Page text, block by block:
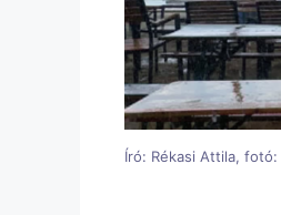
Író: Rékasi Attila,